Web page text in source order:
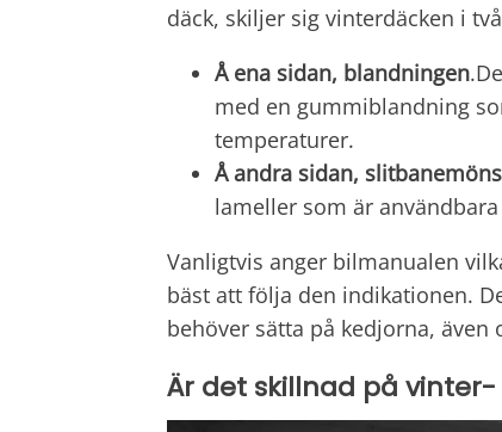
däck, skiljer sig vinterdäcken i
Å ena sidan, blandningen
med en gummiblandning
temperaturer.
Å andra sidan,
lameller som är
Vanligtvis anger bilmanualen
bäst att följa den indikationen.
behöver sätta på kedjorna,
Är det skillnad på